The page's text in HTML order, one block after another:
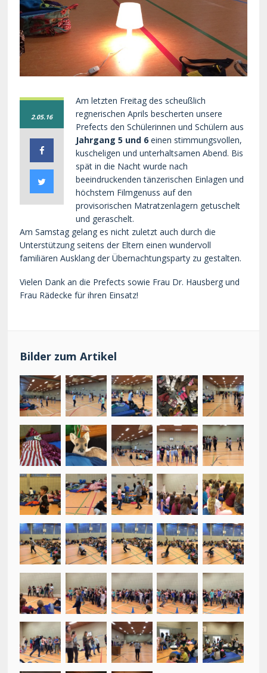
2.05.16
Am letzten Freitag des scheußlich
regnerischen Aprils bescherten unsere
Prefects den Schülerinnen und Schülern aus
Jahrgang 5 und 6 einen stimmungsvollen,
kuscheligen und unterhaltsamen Abend. Bis
spät in die Nacht wurde nach
beeindruckenden tänzerischen Einlagen und
höchstem Filmgenuss auf den
provisorischen Matratzenlagern getuschelt
und geraschelt.
Am Samstag gelang es nicht zuletzt auch durch die
Unterstützung seitens der Eltern einen wundervoll
familiären Ausklang der Übernachtungsparty zu gestalten.
Vielen Dank an die Prefects sowie Frau Dr. Hausberg und
Frau Rädecke für ihren Einsatz!
Bilder zum Artikel